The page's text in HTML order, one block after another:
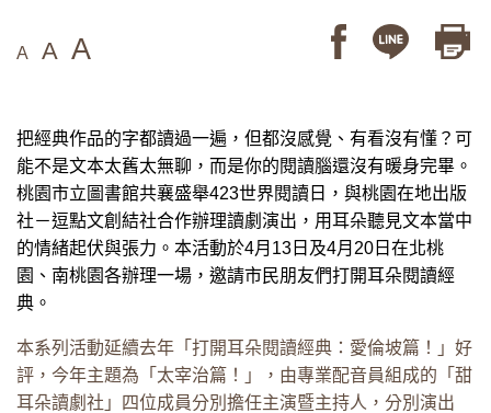
A A A
把經典作品的字都讀過一遍，但都沒感覺、有看沒有懂？可
能不是文本太舊太無聊，而是你的閱讀腦還沒有暖身完畢。
桃園市立圖書館共襄盛舉423世界閱讀日，與桃園在地出版
社－逗點文創結社合作辦理讀劇演出，用耳朵聽見文本當中
的情緒起伏與張力。本活動於4月13日及4月20日在北桃
園、南桃園各辦理一場，邀請市民朋友們打開耳朵閱讀經
典。
本系列活動延續去年「打開耳朵閱讀經典：愛倫坡篇！」好
評，今年主題為「太宰治篇！」，由專業配音員組成的「甜
耳朵讀劇社」四位成員分別擔任主演暨主持人，分別演出